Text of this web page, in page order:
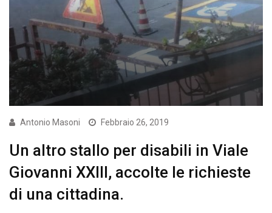
Antonio Masoni Febbraio 26, 2019
Un altro stallo per disabili in Viale
Giovanni XXIII, accolte le richieste
di una cittadina.